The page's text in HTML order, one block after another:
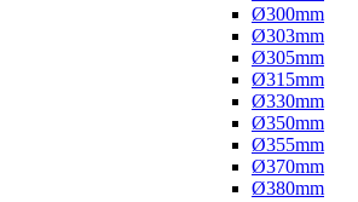
Ø300mm
Ø303mm
Ø305mm
Ø315mm
Ø330mm
Ø350mm
Ø355mm
Ø370mm
Ø380mm